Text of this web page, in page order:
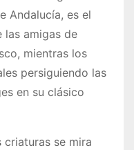
Andalucía, es el
las amigas de
mientras los
persiguiendo las
en su clásico
criaturas se mira